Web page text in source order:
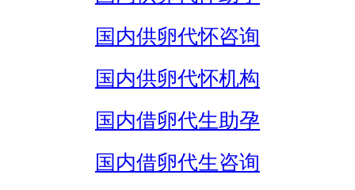
国内供卵代怀咨询
国内供卵代怀机构
国内借卵代生助孕
国内借卵代生咨询